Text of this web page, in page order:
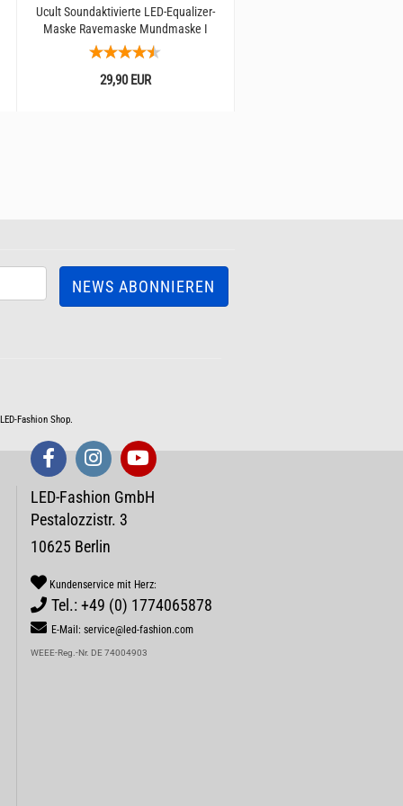
Ucult Soundaktivierte LED-Equalizer-
Maske Ravemaske Mundmaske I
Festivals Konzerte & Party...
29,90 EUR
Fashion Shop.
LED-Fashion GmbH
Pestalozzistr. 3
10625 Berlin
Kundenservice mit Herz:
Tel.: +49 (0) 1774065878
E-Mail: service@led-fashion.com
WEEE-Reg.-Nr. DE 74004903